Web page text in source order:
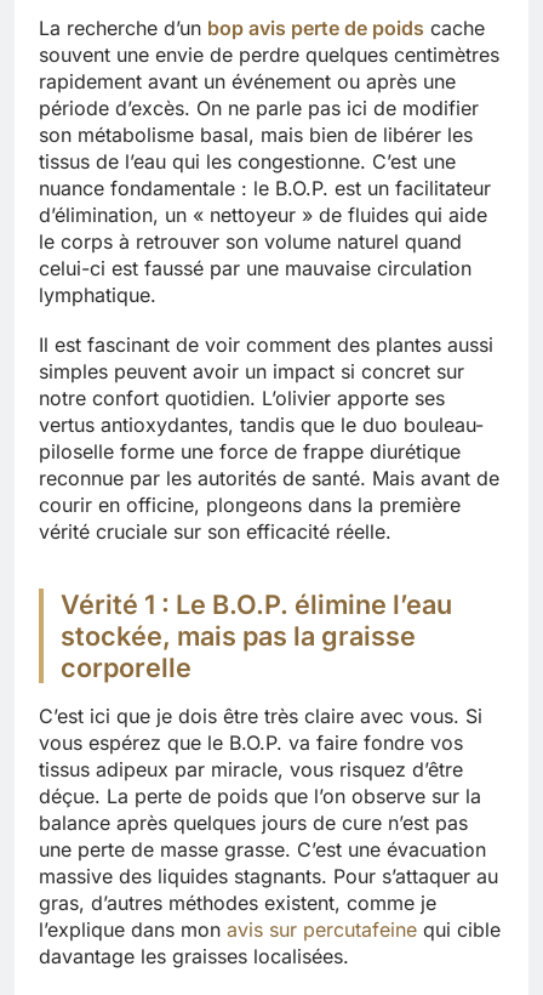
La recherche d’un bop avis perte de poids cache
souvent une envie de perdre quelques centimètres
rapidement avant un événement ou après une
période d’excès. On ne parle pas ici de modifier
son métabolisme basal, mais bien de libérer les
tissus de l’eau qui les congestionne. C’est une
nuance fondamentale : le B.O.P. est un facilitateur
d’élimination, un « nettoyeur » de fluides qui aide
le corps à retrouver son volume naturel quand
celui-ci est faussé par une mauvaise circulation
lymphatique.
Il est fascinant de voir comment des plantes aussi
simples peuvent avoir un impact si concret sur
notre confort quotidien. L’olivier apporte ses
vertus antioxydantes, tandis que le duo bouleau-
piloselle forme une force de frappe diurétique
reconnue par les autorités de santé. Mais avant de
courir en officine, plongeons dans la première
vérité cruciale sur son efficacité réelle.
Vérité 1 : Le B.O.P. élimine l’eau
stockée, mais pas la graisse
corporelle
C’est ici que je dois être très claire avec vous. Si
vous espérez que le B.O.P. va faire fondre vos
tissus adipeux par miracle, vous risquez d’être
déçue. La perte de poids que l’on observe sur la
balance après quelques jours de cure n’est pas
une perte de masse grasse. C’est une évacuation
massive des liquides stagnants. Pour s’attaquer au
gras, d’autres méthodes existent, comme je
l’explique dans mon avis sur percutafeine qui cible
davantage les graisses localisées.